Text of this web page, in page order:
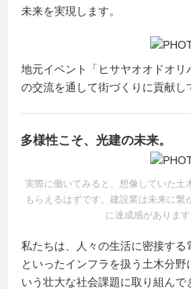
未来を実現します。
地元イベント「ヒサヤオオドオリ
の交流を通して街づくりに貢献し
多様性こそ、光建の未来。
実際に働いてみると、想像していた土
もらえるはずです。建設業は未来に
に達成感がありま
私たちは、人々の生活に密接す
といったインフラを扱う土木分
いう壮大な社会課題に取り組んで